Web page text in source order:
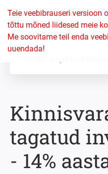
Teie veebibrauseri versioon
tõttu mõned liidesed meie
Me soovitame teil enda
uuendada!
tagatud
- 14%